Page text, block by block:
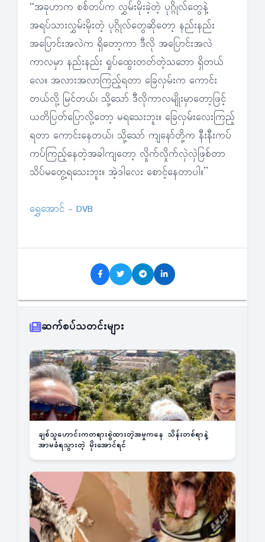
“အခုဟာက စစ်တပ်က လွှမ်းမိုးခဲ့တဲ့ ပုဂ္ဂိုလ်တွေနဲ့
အရပ်သားလွှမ်းမိုးတဲ့ ပုဂ္ဂိုလ်တွေဆိုတော့ နည်းနည်း
အပြောင်းအလဲက ရှိတော့ကာ ဒီလို အပြောင်းအလဲ
ကာလမှာ နည်းနည်း ရှုပ်ထွေးတတ်တဲ့သဘော ရှိတယ်
လေ။ အလားအလာကြည့်ရတာ ခြေလှမ်းက ကောင်း
တယ်လို့ မြင်တယ်၊ သို့သော် ဒီလိုကာလမျိုးမှာတော့ဖြင့်
ယတိပြတ်ပြောလို့တော့ မရသေးဘူး။ ခြေလှမ်းလေးကြည့်
ရတာ ကောင်းနေတယ်၊ သို့သော် ကျနော်တို့က နီးနီးကပ်
ကပ်ကြည့်နေတဲ့အခါကျတော့ လှိုက်လှိုက်လှဲလှဲဖြစ်တာ
သိပ်မတွေ့ရသေးဘူး။ အဲ့ဒါလေး စောင့်နေတာပါ။”
ရွှေအောင် - DVB
ဆက်စပ်သတင်းများ
ချစ်သူဟောင်းကတရားစွဲထားတဲ့အမှုကနေ သိန်းတစ်ရာနဲ့
အာမခံရသွားတဲ့ မိုးအောင်ရင်